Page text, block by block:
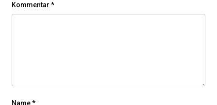
Kommentar *
Name*